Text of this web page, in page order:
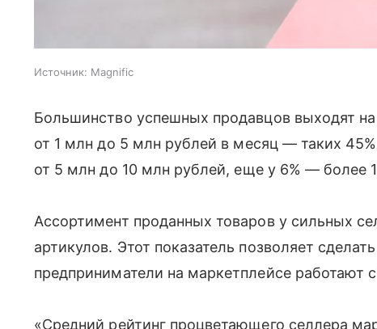
Источник: Magnific
Большинство успешных продавцов выходят
от 1 млн до 5 млн рублей в месяц — таких
от 5 млн до 10 млн рублей, еще у 6% — более
Ассортимент проданных товаров у сильных
артикулов. Этот показатель позволяет
предприниматели на маркетплейсе работают
«Средний рейтинг процветающего селлера